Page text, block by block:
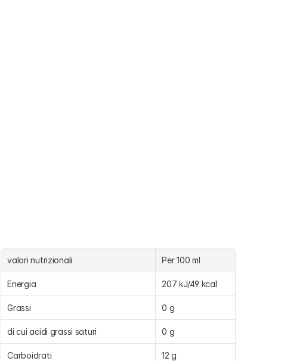
valori nutrizionali Per 100 ml
Energia 207 kJ/49 kcal
Grassi 0 g
di cui acidi grassi saturi 0 g
Carboidrati 12 g